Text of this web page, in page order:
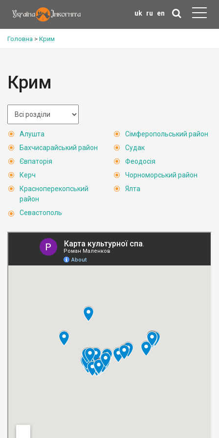
uk ru en
Головна > Крим
Крим
Алушта
Бахчисарайський район
Євпаторія
Керч
Красноперекопський
район
Севастополь
Сімферопольський район
Судак
Феодосія
Чорноморський район
Ялта